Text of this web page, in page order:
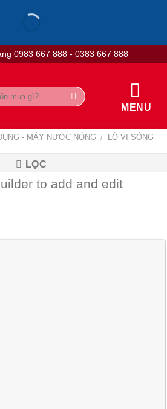
0983 667 888 - 0383 667 888
MENU
- MÁY NƯỚC NÓNG / LÒ VI SÓNG
LỌC
to add and edit